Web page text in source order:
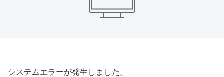
システムエラーが発生しました。